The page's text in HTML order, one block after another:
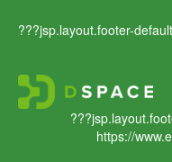
???jsp.layout.footer-
https://